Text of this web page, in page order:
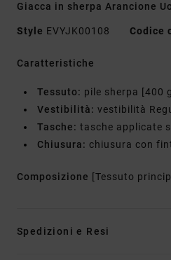
Giacca in sherpa Arancione
Style EVYJK00108 Codice
Caratteristiche
Tessuto: pile sherpa [400
Vestibilità: vestibilità
Tasche: tasche applicate
Chiusura: chiusura con
Composizione [Tessuto
Spedizioni e Resi